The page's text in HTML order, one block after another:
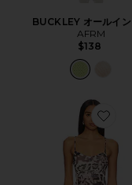
BUCKLEY オールイン
AFRM
$138